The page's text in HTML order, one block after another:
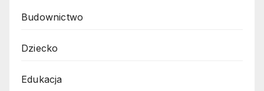
Budownictwo
Dziecko
Edukacja